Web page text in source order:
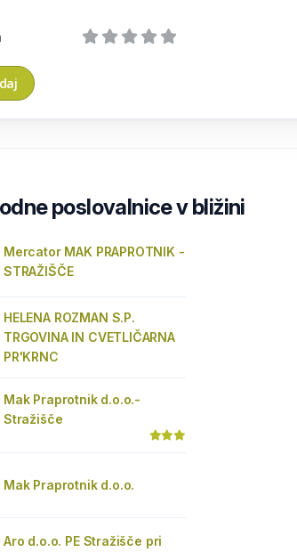
poslovalnice v bližini
Mercator MAK PRAPROTNIK -
STRAŽIŠČE
HELENA ROZMAN S.P.
TRGOVINA IN CVETLIČARNA
PR'KRNC
Mak Praprotnik d.o.o.-
Stražišče
Mak Praprotnik d.o.o.
Aro d.o.o. PE Stražišče pri